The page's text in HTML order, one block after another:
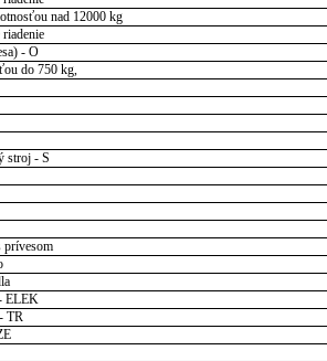
nad 12000 kg
- O
do 750 kg,
stroj - S
prívesom
ELEK
TR